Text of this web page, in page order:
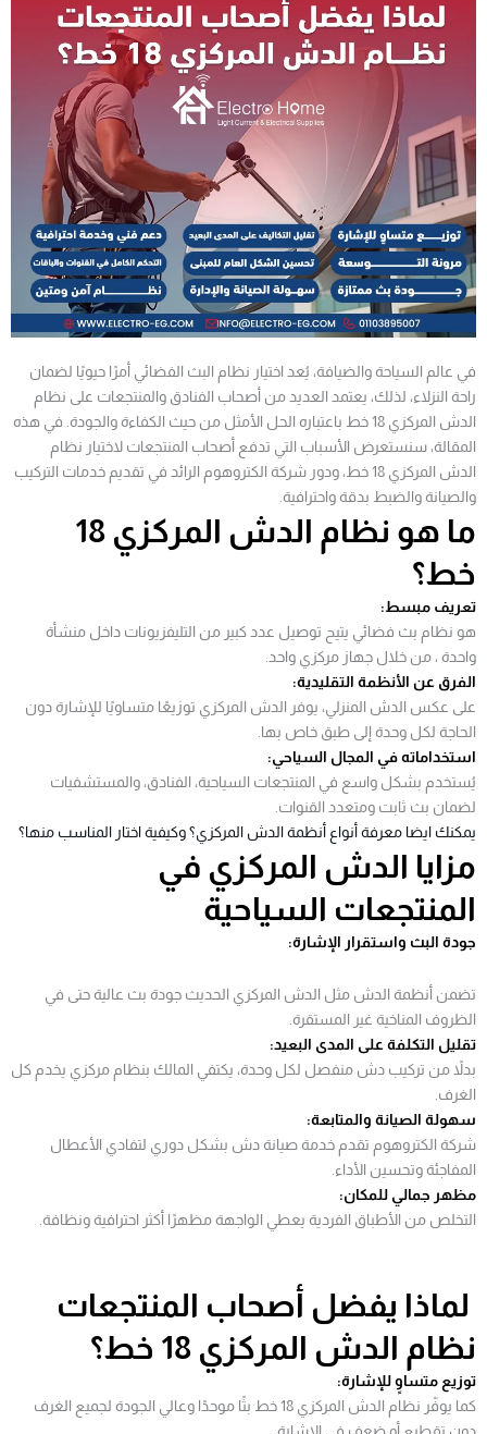
في عالم السياحة والضيافة، يُعد اختيار نظام البث الفضائي أمرًا حيويًا لضمان
راحة النزلاء، لذلك، يعتمد العديد من أصحاب الفنادق والمنتجعات على نظام
الدش المركزي 18 خط باعتباره الحل الأمثل من حيث الكفاءة والجودة. في هذه
المقالة، سنستعرض الأسباب التي تدفع أصحاب المنتجعات لاختيار نظام
الدش المركزي 18 خط، ودور شركة الكتروهوم الرائد في تقديم خدمات التركيب
والصيانة والضبط بدقة واحترافية.
ما هو نظام الدش المركزي 18
خط؟
تعريف مبسط:
هو نظام بث فضائي يتيح توصيل عدد كبير من التليفزيونات داخل منشأة
واحدة ، من خلال جهاز مركزي واحد.
الفرق عن الأنظمة التقليدية:
على عكس الدش المنزلي، يوفر الدش المركزي توزيعًا متساويًا للإشارة دون
الحاجة لكل وحدة إلى طبق خاص بها.
استخداماته في المجال السياحي:
يُستخدم بشكل واسع في المنتجعات السياحية، الفنادق، والمستشفيات
لضمان بث ثابت ومتعدد القنوات.
يمكنك ايضا معرفة أنواع أنظمة الدش المركزي؟ وكيفية اختار المناسب منها؟
مزايا الدش المركزي في
المنتجعات السياحية
جودة البث واستقرار الإشارة:
تضمن أنظمة الدش مثل الدش المركزي الحديث جودة بث عالية حتى في
الظروف المناخية غير المستقرة.
تقليل التكلفة على المدى البعيد:
بدلاً من تركيب دش منفصل لكل وحدة، يكتفي المالك بنظام مركزي يخدم كل
الغرف.
سهولة الصيانة والمتابعة:
شركة الكتروهوم تقدم خدمة صيانة دش بشكل دوري لتفادي الأعطال
المفاجئة وتحسين الأداء.
مظهر جمالي للمكان:
التخلص من الأطباق الفردية يعطي الواجهة مظهرًا أكثر احترافية ونظافة.
لماذا يفضل أصحاب المنتجعات
نظام الدش المركزي 18 خط؟
توزيع متساوٍ للإشارة:
كما يوفّر نظام الدش المركزي 18 خط بثًا موحدًا وعالي الجودة لجميع الغرف